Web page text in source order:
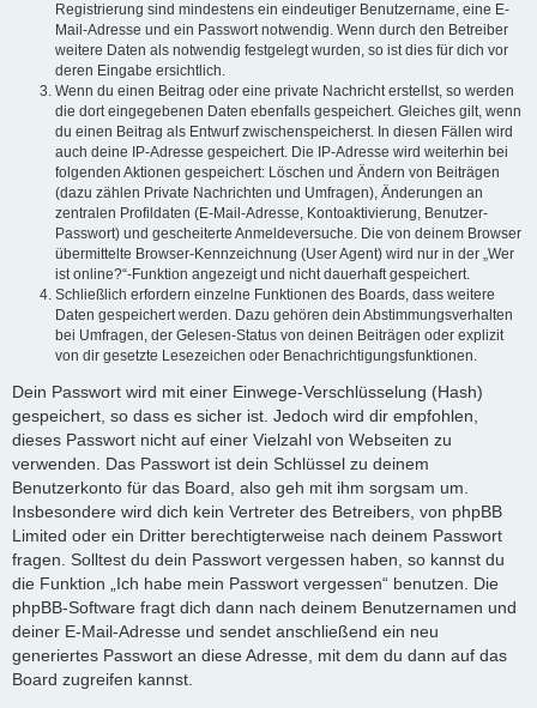
Registrierung sind mindestens ein eindeutiger Benutzername, eine E-
Mail-Adresse und ein Passwort notwendig. Wenn durch den Betreiber
weitere Daten als notwendig festgelegt wurden, so ist dies für dich vor
deren Eingabe ersichtlich.
Wenn du einen Beitrag oder eine private Nachricht erstellst, so werden
die dort eingegebenen Daten ebenfalls gespeichert. Gleiches gilt, wenn
du einen Beitrag als Entwurf zwischenspeicherst. In diesen Fällen wird
auch deine IP-Adresse gespeichert. Die IP-Adresse wird weiterhin bei
folgenden Aktionen gespeichert: Löschen und Ändern von Beiträgen
(dazu zählen Private Nachrichten und Umfragen), Änderungen an
zentralen Profildaten (E-Mail-Adresse, Kontoaktivierung, Benutzer-
Passwort) und gescheiterte Anmeldeversuche. Die von deinem Browser
übermittelte Browser-Kennzeichnung (User Agent) wird nur in der „Wer
ist online?“-Funktion angezeigt und nicht dauerhaft gespeichert.
Schließlich erfordern einzelne Funktionen des Boards, dass weitere
Daten gespeichert werden. Dazu gehören dein Abstimmungsverhalten
bei Umfragen, der Gelesen-Status von deinen Beiträgen oder explizit
von dir gesetzte Lesezeichen oder Benachrichtigungsfunktionen.
Dein Passwort wird mit einer Einwege-Verschlüsselung (Hash)
gespeichert, so dass es sicher ist. Jedoch wird dir empfohlen,
dieses Passwort nicht auf einer Vielzahl von Webseiten zu
verwenden. Das Passwort ist dein Schlüssel zu deinem
Benutzerkonto für das Board, also geh mit ihm sorgsam um.
Insbesondere wird dich kein Vertreter des Betreibers, von phpBB
Limited oder ein Dritter berechtigterweise nach deinem Passwort
fragen. Solltest du dein Passwort vergessen haben, so kannst du
die Funktion „Ich habe mein Passwort vergessen“ benutzen. Die
phpBB-Software fragt dich dann nach deinem Benutzernamen und
deiner E-Mail-Adresse und sendet anschließend ein neu
generiertes Passwort an diese Adresse, mit dem du dann auf das
Board zugreifen kannst.